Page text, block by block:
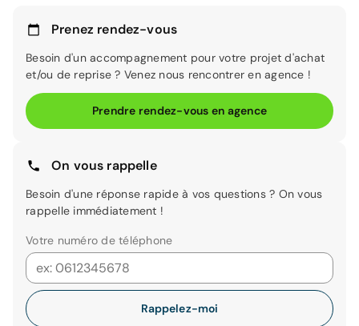
Prenez rendez-vous
Besoin d'un accompagnement pour votre projet d'achat
et/ou de reprise ? Venez nous rencontrer en agence !
Prendre rendez-vous en agence
On vous rappelle
Besoin d'une réponse rapide à vos questions ? On vous
rappelle immédiatement !
Votre numéro de téléphone
Rappelez-moi